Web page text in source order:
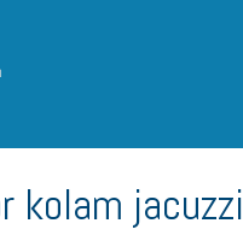
kolam jacuzzi